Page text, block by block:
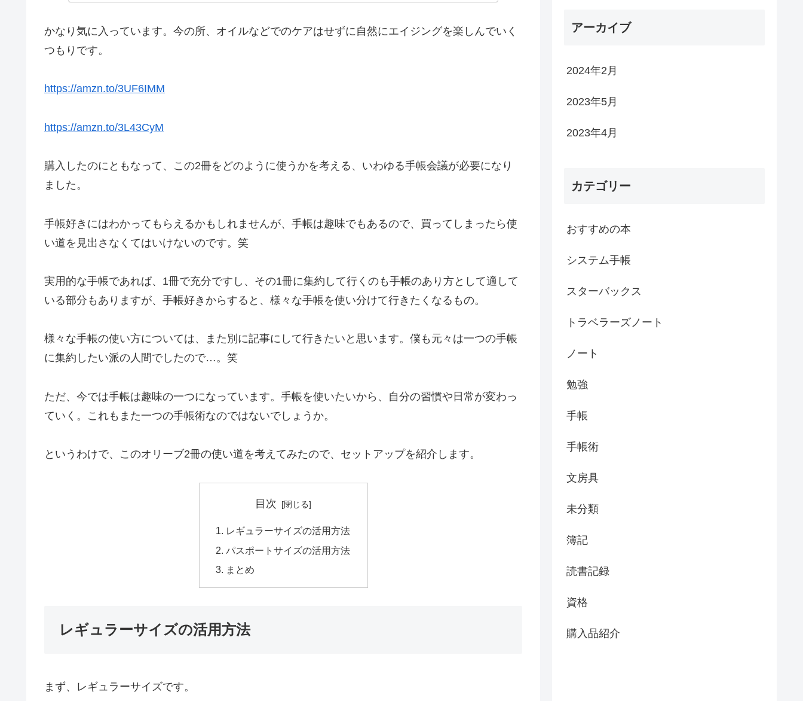
かなり気に入っています。今の所、オイルなどでのケアはせずに自然にエイジングを楽しんでいく
つもりです。
https://amzn.to/3UF6IMM
https://amzn.to/3L43CyM
購入したのにともなって、この2冊をどのように使うかを考える、いわゆる手帳会議が必要になり
ました。
手帳好きにはわかってもらえるかもしれませんが、手帳は趣味でもあるので、買ってしまったら使
い道を見出さなくてはいけないのです。笑
実用的な手帳であれば、1冊で充分ですし、その1冊に集約して行くのも手帳のあり方として適して
いる部分もありますが、手帳好きからすると、様々な手帳を使い分けて行きたくなるもの。
様々な手帳の使い方については、また別に記事にして行きたいと思います。僕も元々は一つの手帳
に集約したい派の人間でしたので…。笑
ただ、今では手帳は趣味の一つになっています。手帳を使いたいから、自分の習慣や日常が変わっ
ていく。これもまた一つの手帳術なのではないでしょうか。
というわけで、このオリーブ2冊の使い道を考えてみたので、セットアップを紹介します。
目次
レギュラーサイズの活用方法
パスポートサイズの活用方法
まとめ
レギュラーサイズの活用方法
まず、レギュラーサイズです。
アーカイブ
2024年2月
2023年5月
2023年4月
カテゴリー
おすすめの本
システム手帳
スターバックス
トラベラーズノート
ノート
勉強
手帳
手帳術
文房具
未分類
簿記
読書記録
資格
購入品紹介